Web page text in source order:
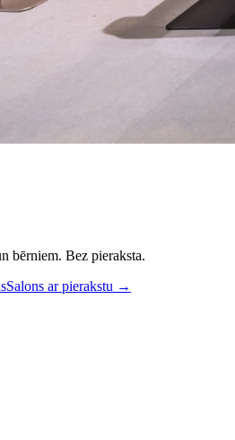
bērniem. Bez pieraksta.
Salons ar pierakstu →